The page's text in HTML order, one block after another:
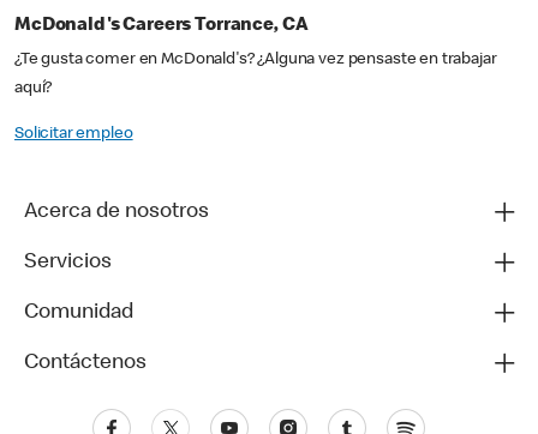
McDonald's Careers Torrance, CA
¿Te gusta comer en McDonald's? ¿Alguna vez pensaste en trabajar
aquí?
Solicitar empleo
Acerca de nosotros
Servicios
Comunidad
Contáctenos